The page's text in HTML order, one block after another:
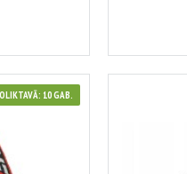
10 GAB.